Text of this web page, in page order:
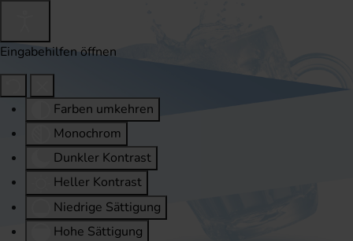
Eingabehilfen öffnen
Farben umkehren
Monochrom
Dunkler Kontrast
Heller Kontrast
Niedrige Sättigung
Hohe Sättigung